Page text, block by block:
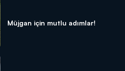
Müjgan için mutlu adımlar!